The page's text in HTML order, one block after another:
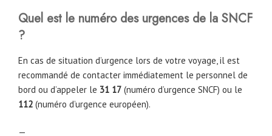
Quel est le numéro des urgences de la SNCF
?
En cas de situation d’urgence lors de votre voyage, il est
recommandé de contacter immédiatement le personnel de
bord ou d’appeler le 31 17 (numéro d’urgence SNCF) ou le
112 (numéro d’urgence européen).
—